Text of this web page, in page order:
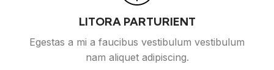
LITORA PARTURIENT
Egestas a mi a faucibus vestibulum vestibulum
nam aliquet adipiscing.